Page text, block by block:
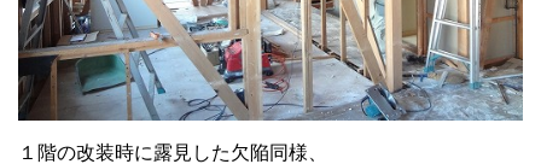
１階の改装時に露見した欠陥同様、